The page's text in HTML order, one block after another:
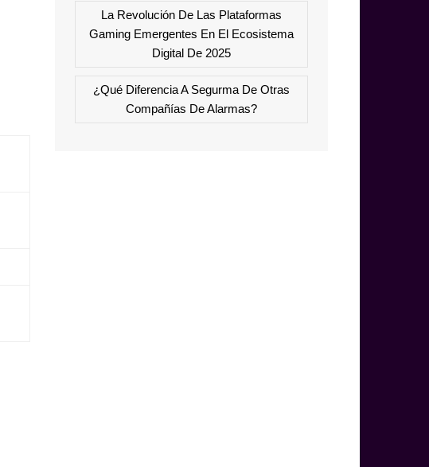
La Revolución De Las Plataformas
Gaming Emergentes En El Ecosistema
Digital De 2025
¿Qué Diferencia A Segurma De Otras
Compañías De Alarmas?